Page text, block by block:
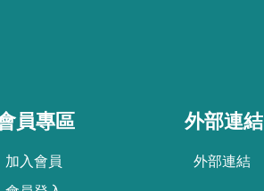
員專區
加 入會 員
外部連結
外部連結